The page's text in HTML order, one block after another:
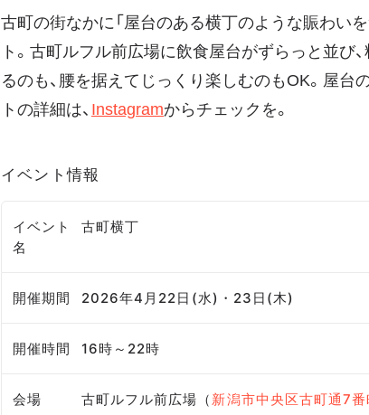
古町の街なかに「屋台のある横丁のような賑わい
ト。古町ルフル前広場に飲食屋台がずらっと並び
るのも、腰を据えてじっくり楽しむのもOK。屋
トの詳細は、 Instagramからチェックを。
イベント情報
イベント
名
古町横丁
開催期間 2026年4月22日(水)・23日(木)
開催時間 16時～22時
会場 古町ルフル前広場（ 新潟市中央区古町通7